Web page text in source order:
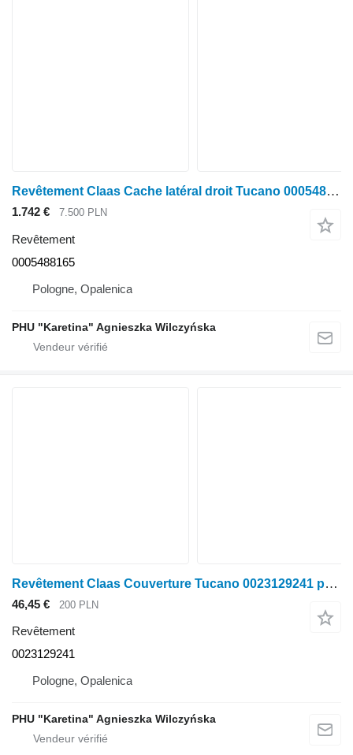
Revêtement Claas Cache latéral droit Tucano 0005488165 pour moissonneuse-batteuse Claas Tucano
1.742 € 7.500 PLN
Revêtement
0005488165
Pologne, Opalenica
PHU "Karetina" Agnieszka Wilczyńska
Revêtement Claas Couverture Tucano 0023129241 pour moissonneuse-batteuse Claas Tucano
46,45 € 200 PLN
Revêtement
0023129241
Pologne, Opalenica
PHU "Karetina" Agnieszka Wilczyńska